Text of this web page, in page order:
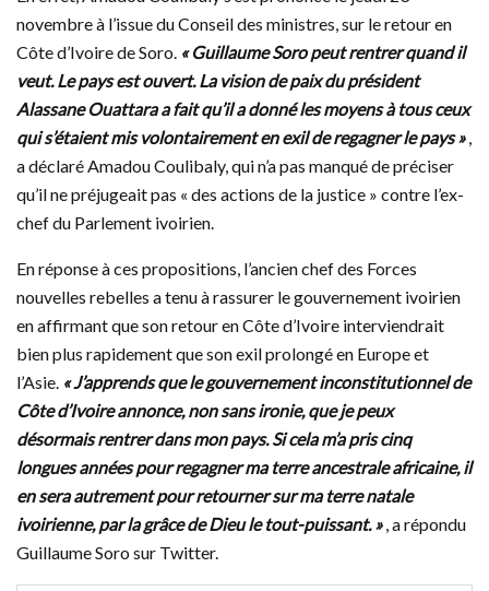
novembre à l’issue du Conseil des ministres, sur le retour en
Côte d’Ivoire de Soro. « Guillaume Soro peut rentrer quand il
veut. Le pays est ouvert. La vision de paix du président
Alassane Ouattara a fait qu’il a donné les moyens à tous ceux
qui s’étaient mis volontairement en exil de regagner le pays »,
a déclaré Amadou Coulibaly, qui n’a pas manqué de préciser
qu’il ne préjugeait pas « des actions de la justice » contre l’ex-
chef du Parlement ivoirien.
En réponse à ces propositions, l’ancien chef des Forces
nouvelles rebelles a tenu à rassurer le gouvernement ivoirien
en affirmant que son retour en Côte d’Ivoire interviendrait
bien plus rapidement que son exil prolongé en Europe et
l’Asie. « J’apprends que le gouvernement inconstitutionnel de
Côte d’Ivoire annonce, non sans ironie, que je peux
désormais rentrer dans mon pays. Si cela m’a pris cinq
longues années pour regagner ma terre ancestrale africaine, il
en sera autrement pour retourner sur ma terre natale
ivoirienne, par la grâce de Dieu le tout-puissant. », a répondu
Guillaume Soro sur Twitter.